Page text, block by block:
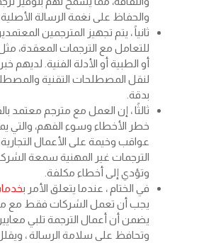
والحفاظ على نغمة الرسالة
ثانياً ، يتم تجهيز المترجمين
للتعامل مع الترجمات المعقدة،
أو الطبية أو الأدلة الفنية.
لنقل المصطلحات التقنية
بدقة.
ثالثًا ، إن العمل مع مترجم معتمد
خطر الأخطاء وسوء الفهم، والتي
عواقب وخيمة على الأعمال
الترجمات غير المهنية سمعة
وتؤدي إلى أخطاء مكلفة.
في الختام ، عندما يتعلق الأمر ب
يجب أن تعمل الشركات فقط مع
يضمن أن أعمال الترجمة تلبي
وتحافظ على سلامة الرسالة ،